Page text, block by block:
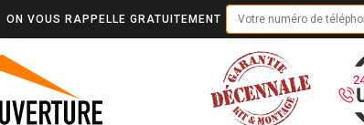
ON VOUS RAPPELLE GRATUITEMENT